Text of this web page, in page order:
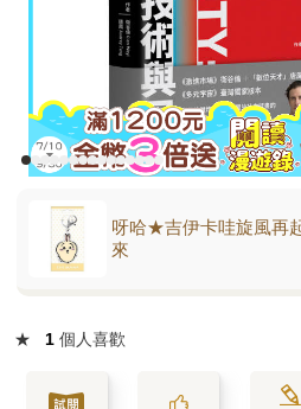
呀哈★吉伊卡哇旋風再
來
★ 1 個人喜歡